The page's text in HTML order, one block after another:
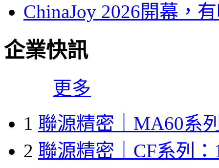
ChinaJoy 2026開幕，
企業快訊
更多
1 聯源精密｜MA60系
2 聯源精密｜CF系列：